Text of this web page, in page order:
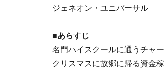
ジェネオン・ユニバーサル
■あらすじ
名門ハイスクールに通うチャ
クリスマスに故郷に帰る資金